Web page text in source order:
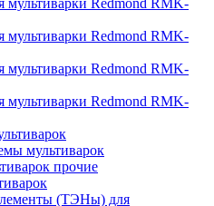
мультиварки Redmond RMK-
мультиварки Redmond RMK-
мультиварки Redmond RMK-
мультиварки Redmond RMK-
мультиварок
прочие
(ТЭНы) для